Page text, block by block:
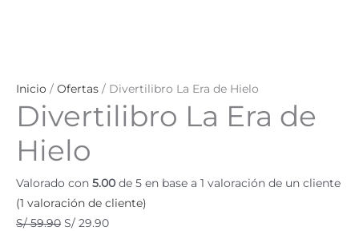
Inicio / Ofertas / Divertilibro La Era de Hielo
Divertilibro La Era de
Hielo
Valorado con 5.00 de 5 en base a 1 valoración de un cliente
(1 valoración de cliente)
S/59.90 S/ 29.90